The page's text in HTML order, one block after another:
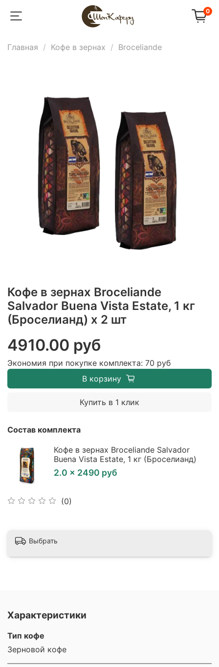
0
Главная Кофе в зернах Broceliande
Кофе в зернах Broceliande
Salvador Buena Vista Estate, 1 кг
(Броселианд) х 2 шт
(0)
4910.00 руб
Экономия при покупке комплекта: 70 руб
В корзину
Купить в 1 клик
Состав комплекта
Кофе в зернах Broceliande Salvador
Buena Vista Estate, 1 кг (Броселианд)
2.0 × 2490 руб
Выбрать
Характеристики
Тип кофе
Зерновой кофе